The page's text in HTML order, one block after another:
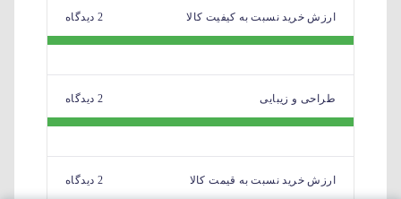
ارزش خرید نسبت به کیفیت کالا 2 دیدگاه
طراحی و زیبایی 2 دیدگاه
ارزش خرید نسبت به قیمت کالا 2 دیدگاه